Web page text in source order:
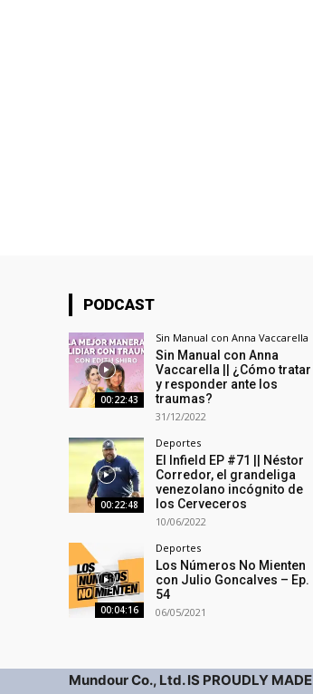
PODCAST
00:22:43
Sin Manual con Anna Vaccarella
Sin Manual con Anna
Vaccarella || ¿Cómo tratar
y responder ante los
traumas?
31/12/2022
00:22:48
Deportes
El Infield EP #71 || Néstor
Corredor, el grandeliga
venezolano incógnito de
los Cerveceros
10/06/2022
00:04:16
Deportes
Los Números No Mienten
con Julio Goncalves – Ep.
54
06/05/2021
Mundour Co., Ltd. IS PROUDLY MADE